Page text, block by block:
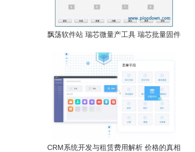
飘荡软件站 瑞芯微量产工具 瑞芯批量固件
CRM系统开发与租赁费用解析 价格的真相